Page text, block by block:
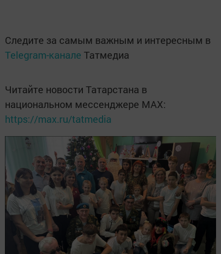
Следите за самым важным и интересным в
Telegram-канале Татмедиа
Читайте новости Татарстана в
национальном мессенджере MАХ:
https://max.ru/tatmedia